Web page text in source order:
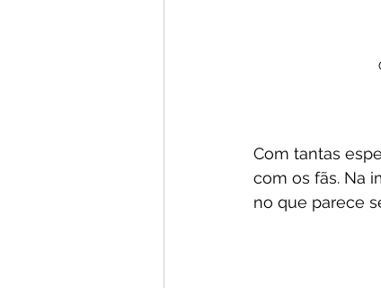
Com tantas
com os fãs. Na
no que parece